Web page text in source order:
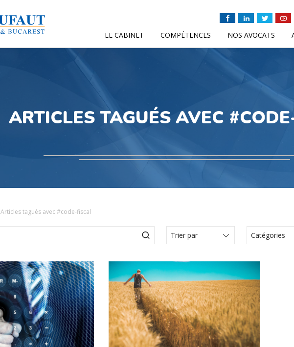
LE CABINET COMPÉTENCES NOS AVOCATS
ARTICLES TAGUÉS AVEC
Articles tagués avec #code-fiscal
Catégories
presse